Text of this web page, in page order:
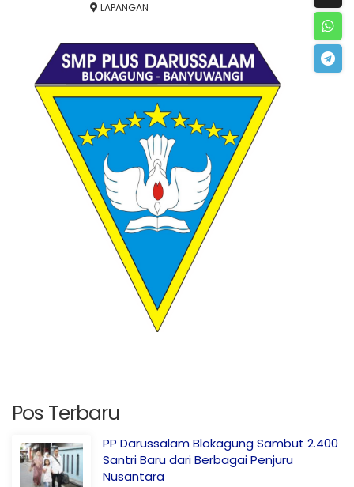
LAPANGAN
Pos Terbaru
PP Darussalam Blokagung Sambut 2.400
Santri Baru dari Berbagai Penjuru
Nusantara